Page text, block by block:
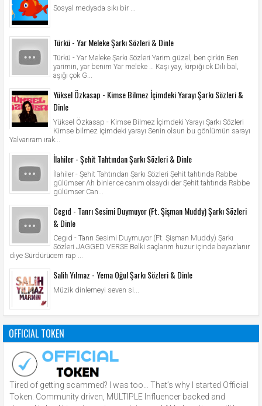
Sosyal medyada sıkı bir ...
Türkü - Yar Meleke Şarkı Sözleri & Dinle
Türkü - Yar Meleke Şarkı Sözleri Yarim güzel, ben çirkin Ben
yarimin, yar benim Yar meleke … Kaşı yay, kirpiği ok Dili bal,
aşığı çok G...
Yüksel Özkasap - Kimse Bilmez İçimdeki Yarayı Şarkı Sözleri &
Dinle
Yüksel Özkasap - Kimse Bilmez İçimdeki Yarayı Şarkı Sözleri
Kimse bilmez içimdeki yarayı Senin olsun bu gönlümün sarayı
Yalvarıram ırak...
İlahiler - Şehit Tahtından Şarkı Sözleri & Dinle
İlahiler - Şehit Tahtından Şarkı Sözleri Şehit tahtında Rabbe
gülümser Ah binler ce canım olsaydı der Şehit tahtında Rabbe
gülümser Can...
Cegıd - Tanrı Sesimi Duymuyor (Ft. Şişman Muddy) Şarkı Sözleri
& Dinle
Cegıd - Tanrı Sesimi Duymuyor (Ft. Şişman Muddy) Şarkı
Sözleri JAGGED VERSE Belki saçlarım huzur içinde beyazlanır
diye Sürdürücem rap ...
Salih Yılmaz - Yema Oğul Şarkı Sözleri & Dinle
Müzik dinlemeyi seven si...
OFFICIAL TOKEN
Tired of getting scammed? I was too… That’s why I started Official
Token. Community driven, MULTIPLE Influencer backed and